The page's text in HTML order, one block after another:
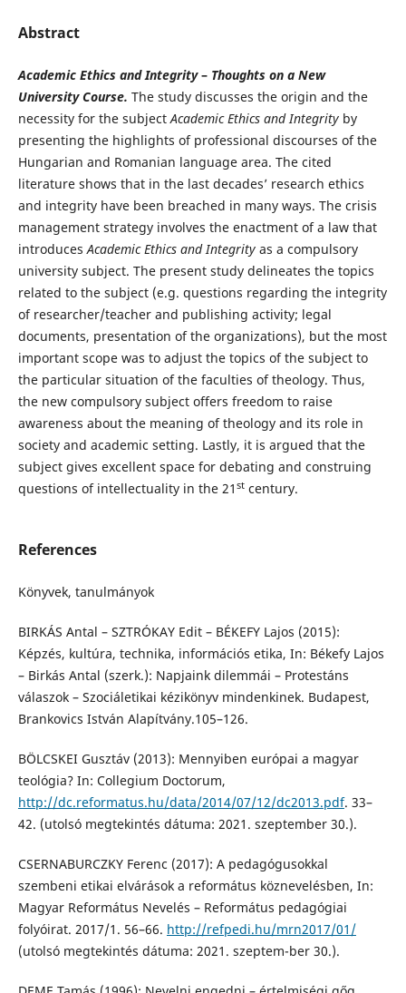
Abstract
Academic Ethics and Integrity– Thoughts on a New
University Course. The study discusses the origin and the
necessity for the subjectAcademic Ethics and Integrityby
presenting the highlights of professional discourses of the
Hungarian and Romanian language area. The cited
literature shows that in the last decades’ research ethics
and integrity have been breached in many ways. The crisis
management strategy involves the enactment of a law that
introducesAcademic Ethics and Integrityas a compulsory
university subject. The present study delineates the topics
related to the subject (e.g. questions regarding the integrity
of researcher/teacher and publishing activity; legal
documents, presentation of the organizations), but the most
important scope was to adjust the topics of the subject to
the particular situation of the faculties of theology. Thus,
the new compulsory subject offers freedom to raise
awareness about the meaning of theology and its role in
society and academic setting. Lastly, it is argued that the
subject gives excellent space for debating and construing
questions of intellectuality in the 21 stcentury.
References
Könyvek, tanulmányok
BIRKÁS Antal – SZTRÓKAY Edit – BÉKEFY Lajos (2015):
Képzés, kultúra, technika, információs etika, In: Békefy Lajos
– Birkás Antal (szerk.): Napjaink dilemmái – Protestáns
válaszok – Szociáletikai kézikönyv mindenkinek. Budapest,
Brankovics István Alapítvány.105–126.
BÖLCSKEI Gusztáv (2013): Mennyiben európai a magyar
teológia? In: Collegium Doctorum,
http://dc.reformatus.hu/data/2014/07/12/dc2013.pdf. 33–
42. (utolsó megtekintés dátuma: 2021. szeptember 30.).
CSERNABURCZKY Ferenc (2017): A pedagógusokkal
szembeni etikai elvárások a református köznevelésben, In:
Magyar Református Nevelés – Református pedagógiai
folyóirat. 2017/1. 56–66. http://refpedi.hu/mrn2017/01/
(utolsó megtekintés dátuma: 2021. szeptem-ber 30.).